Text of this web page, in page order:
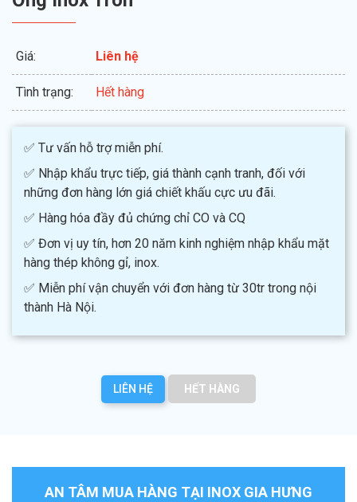
Giá: Liên hệ
Tình trạng: Hết hàng
✅ Tư vấn hỗ trợ miễn phí.
✅ Nhập khẩu trực tiếp, giá thành cạnh tranh, đối với
những đơn hàng lớn giá chiết khấu cực ưu đãi.
✅ Hàng hóa đầy đủ chứng chỉ CO và CQ
✅ Đơn vị uy tín, hơn 20 năm kinh nghiệm nhập khẩu mặt
hàng thép không gỉ, inox.
✅ Miễn phí vận chuyển với đơn hàng từ 30tr trong nội
thành Hà Nội.
LIÊN HỆ HẾT HÀNG
AN TÂM MUA HÀNG TẠI INOX GIA HƯNG